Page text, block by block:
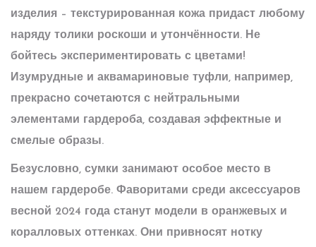
изделия – текстурированная кожа придаст любому
наряду толики роскоши и утончённости. Не
бойтесь экспериментировать с цветами!
Изумрудные и аквамариновые туфли, например,
прекрасно сочетаются с нейтральными
элементами гардероба, создавая эффектные и
смелые образы.
Безусловно, сумки занимают особое место в
нашем гардеробе. Фаворитами среди аксессуаров
весной 2024 года станут модели в оранжевых и
коралловых оттенках. Они привносят нотку